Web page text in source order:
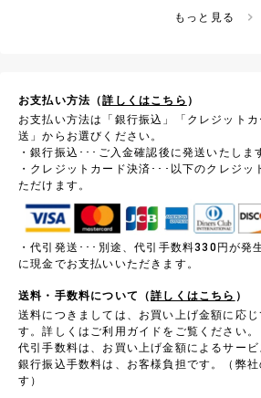
もっと見る
お支払い方法（詳しくはこちら ）
お支払い方法は「銀行振込」「クレジット
送」からお選びください。
・銀行振込･･･ご入金確認後に発送いたしま
・クレジットカード決済･･･以下のクレジッ
ただけます。
・代引発送･･･別途、代引手数料330円が発
に現金でお支払いいただきます。
送料・手数料について（詳しくはこちら ）
送料につきましては、お買い上げ金額に応
す。詳しくはご利用ガイドをご覧ください。
代引手数料は、お買い上げ金額によるサービ
銀行振込手数料は、お客様負担です。（弊
す）